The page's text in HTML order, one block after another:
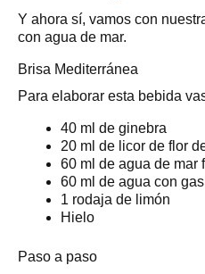
Y ahora sí, vamos con
con agua de mar.
Brisa Mediterránea
Para elaborar esta bebida
40 ml de ginebra
20 ml de licor de flor
60 ml de agua de mar
60 ml de agua con gas
1 rodaja de limón
Hielo
Paso a paso